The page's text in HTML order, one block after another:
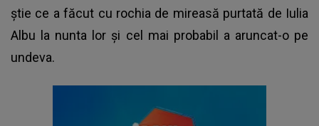
știe ce a făcut cu rochia de mireasă purtată de Iulia
Albu la nunta lor și cel mai probabil a aruncat-o pe
undeva.